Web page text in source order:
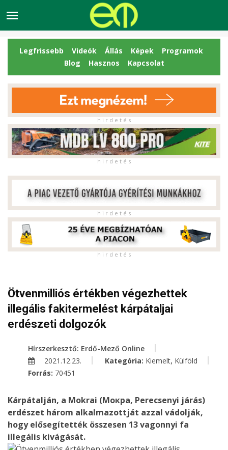
Legfrissebb Videók Állás Képek
Programok
Blog
Hasznos Kapcsolat
h i r d e t é s
h i r d e t é s
h i r d e t é s
h i r d e t é s
Ötvenmilliós értékben végezhettek
illegális fakitermelést kárpátaljai
erdészeti dolgozók
Hírszerkesztő: Erdő-Mező Online
2021.12.23.
Kategória: Kiemelt, Külföld
Forrás: 70451
Kárpátalján, a Mokrai (Мокра, Perecsenyi járás)
erdészet három alkalmazottját azzal vádolják,
hogy elősegítették összesen 13 vagonnyi fa
illegális kivágását.